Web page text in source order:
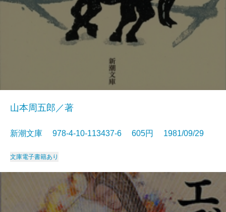
山本周五郎／著
新潮文庫 978-4-10-113437-6 605円 1981/09/29
文庫電子書籍あり